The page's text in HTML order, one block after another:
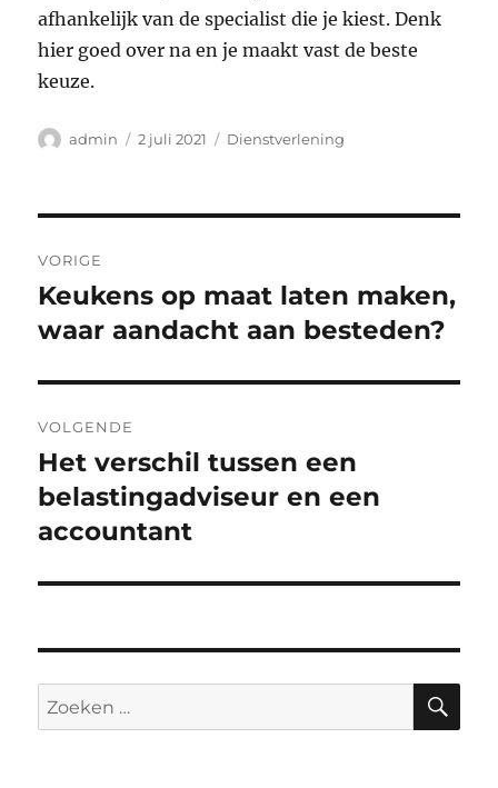
afhankelijk van de specialist die je kiest. Denk
hier goed over na en je maakt vast de beste
keuze.
Auteur
admin
Geplaatst
2 juli 2021 Categorieën
Dienstverlening
navigatie
VORIGE
Vorig
bericht:
Keukens op maat laten maken,
waar aandacht aan besteden?
VOLGENDE
Volgend
bericht:
Het verschil tussen een
belastingadviseur en een
accountant
Zoeken
naar: